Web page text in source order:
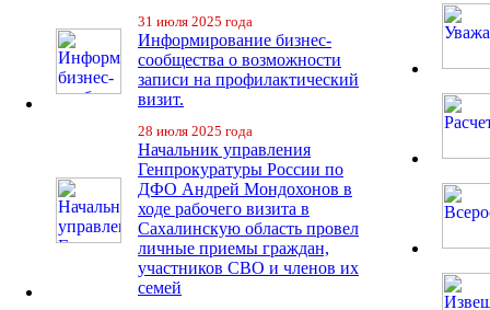
31 июля 2025 года
Информирование бизнес-
сообщества о возможности
записи на профилактический
визит.
28 июля 2025 года
Начальник управления
Генпрокуратуры России по
ДФО Андрей Мондохонов в
ходе рабочего визита в
Сахалинскую область провел
личные приемы граждан,
участников СВО и членов их
семей